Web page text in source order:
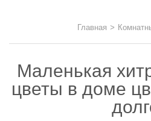
Главная >
Маленькая
цветы в доме